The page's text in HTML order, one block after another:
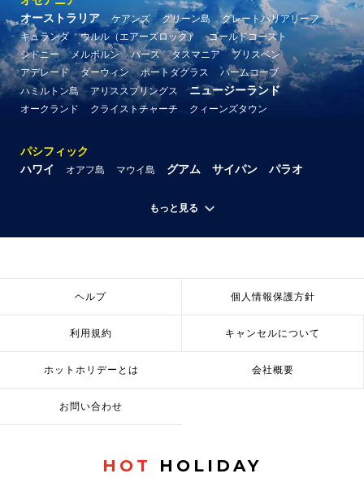
オーストラリア
ケアンズ グリーン島
グレートバリアリーフ
キュランダ
ウルル（エアーズロック）
ゴールドコースト
シドニー
メルボルン パース タスマニア
ブリスベン
アデレード
ダーウィン ポートダグラス
パームコーブ
ハミルトン島
アリススプリングス ニュージーランド
オークランド クライストチャーチ クィーンズタウン
パシフィック
ハワイ
オアフ島 マウイ島 グアム サイパン パラオ
もっと見る
ヘルプ 個人情報保護方針
利用規約 キャンセルについて
ホットホリデーとは 会社概要
お問い合わせ
HOT HOLIDAY